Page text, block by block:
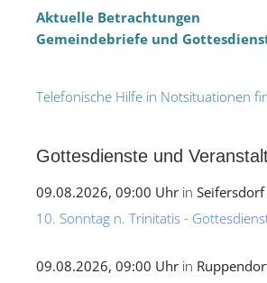
Aktuelle Betrachtungen
Gemeindebriefe und
Telefonische Hilfe in Notsituationen
Gottesdienste und
09.08.2026, 09:00 Uhr in Seifersdorf
10. Sonntag n. Trinitatis -
09.08.2026, 09:00 Uhr in